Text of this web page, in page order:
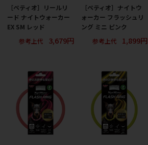
［ペティオ］リールリ
ード ナイトウォーカー
EX SM レッド
参考上代
3,679円
［ペティオ］ナイトウ
ォーカー フラッシュリ
ング ミニ ピンク
参考上代
1,899円